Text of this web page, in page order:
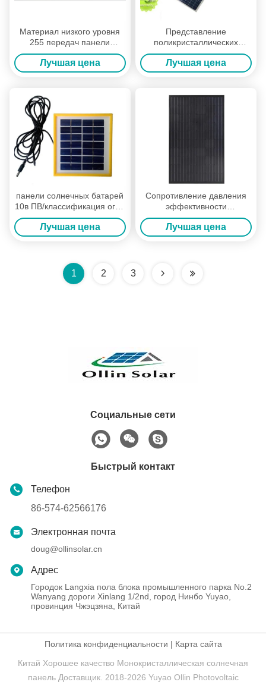
Материал низкого уровня
255 передач панели
солнечных батарей ватта
поликристаллическим
высоким закаленный
Лучшая цена
Представление
поликристаллических
панелей солнечных
батарей кремния
модульных превосходное
Лучшая цена
панели солнечных батарей
10в ПВ/классификация огня
УЛ 1703 корозии поли
фотоэлемента анти-
Лучшая цена
Сопротивление давления
эффективности
преобразования жилых
панелей солнечных
батарей домочадца
Лучшая цена
1 2 3
Социальные сети
Быстрый контакт
Телефон
86-574-62566176
Электронная почта
doug@ollinsolar.cn
Адрес
Городок Langxia пола блока промышленного парка No.2
Wanyang дороги Xinlang 1/2nd, город Нинбо Yuyao,
провинция Чжэцзяна, Китай
Политика конфиденциальности | Карта сайта
Китай Хорошее качество Монокристаллическая солнечная
панель Доставщик. 2018-2026 Yuyao Ollin Photovoltaic